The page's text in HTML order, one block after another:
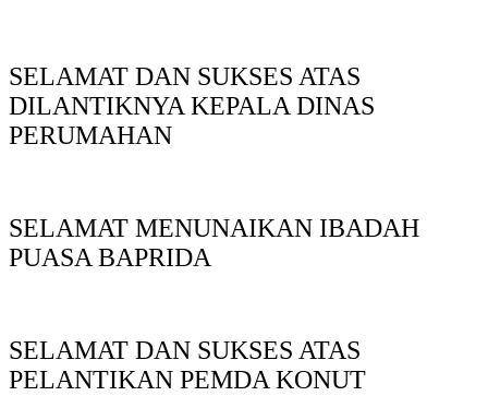
SELAMAT DAN SUKSES ATAS
DILANTIKNYA KEPALA DINAS
PERUMAHAN
SELAMAT MENUNAIKAN IBADAH
PUASA BAPRIDA
SELAMAT DAN SUKSES ATAS
PELANTIKAN PEMDA KONUT